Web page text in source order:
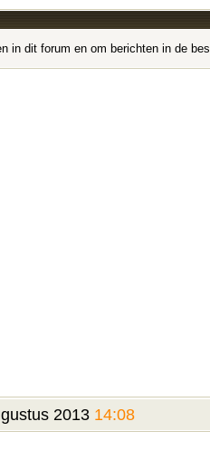
in dit forum en om berichten in de
2013 14:08